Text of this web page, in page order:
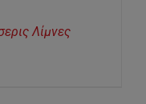
Λίμνες